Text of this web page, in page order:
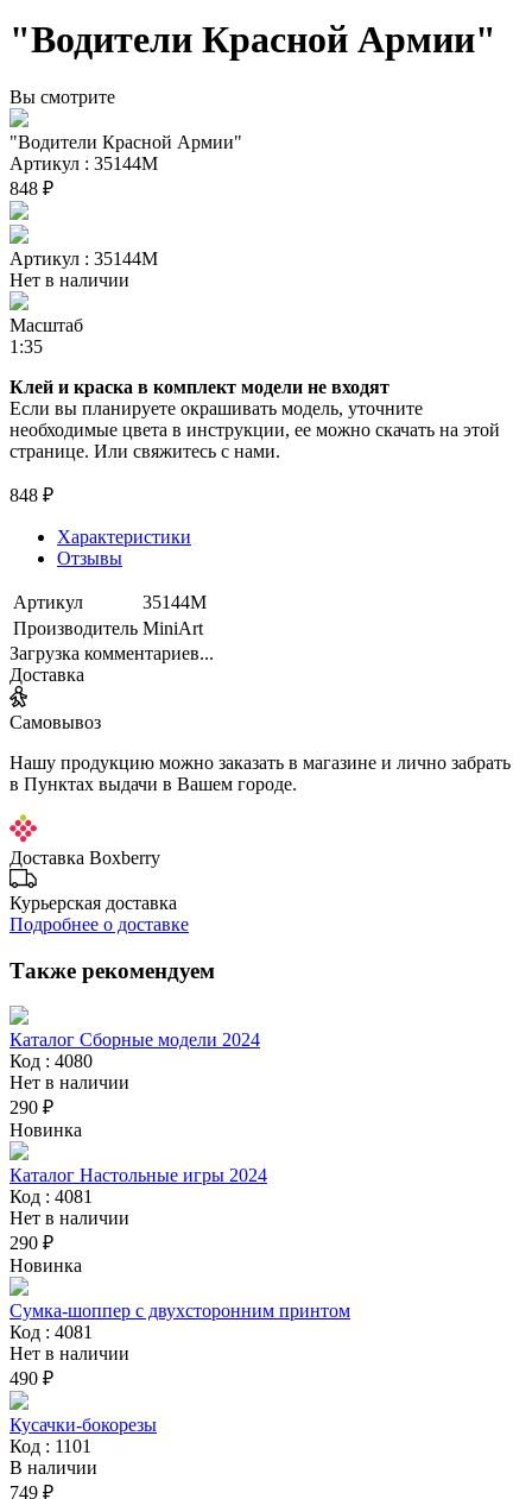
"Водители Красной Армии"
Вы смотрите
"Водители Красной Армии"
Артикул : 35144М
848 ₽
Артикул : 35144М
Нет в наличии
Масштаб
1:35
Клей и краска в комплект модели не входят
Если вы планируете окрашивать модель, уточните
необходимые цвета в инструкции, ее можно скачать на этой
странице. Или свяжитесь с нами.
848 ₽
Характеристики
Отзывы
Артикул
35144М
Производитель MiniArt
Загрузка комментариев...
Доставка
Самовывоз
Нашу продукцию можно заказать в магазине и лично забрать
в Пунктах выдачи в Вашем городе.
Доставка Boxberry
Курьерская доставка
Подробнее о доставке
Также рекомендуем
Каталог Сборные модели 2024
Код : 4080
Нет в наличии
290 ₽
Новинка
Каталог Настольные игры 2024
Код : 4081
Нет в наличии
290 ₽
Новинка
Сумка-шоппер с двухсторонним принтом
Код : 4081
Нет в наличии
490 ₽
Кусачки-бокорезы
Код : 1101
В наличии
749 ₽